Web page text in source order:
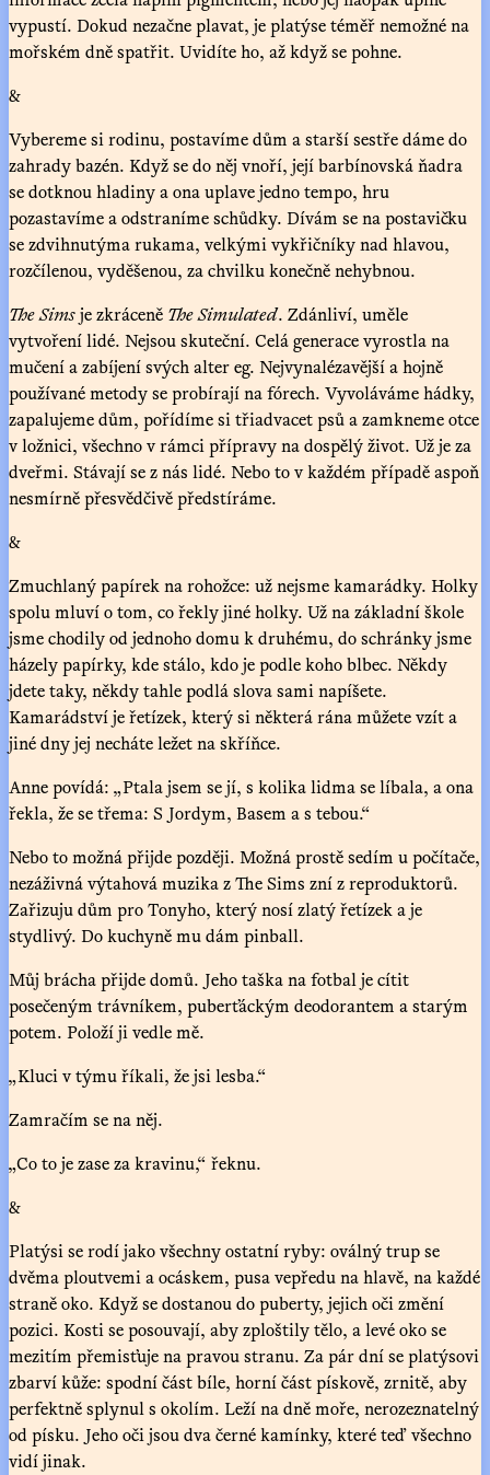
vypustí. Dokud nezačne plavat, je platýse téměř nemožné na
mořském dně spatřit. Uvidíte ho, až když se pohne.
&
Vybereme si rodinu, postavíme dům a starší sestře dáme do
zahrady bazén. Když se do něj vnoří, její barbínovská ňadra
se dotknou hladiny a ona uplave jedno tempo, hru
pozastavíme a odstraníme schůdky. Dívám se na postavičku
se zdvihnutýma rukama, velkými vykřičníky nad hlavou,
rozčílenou, vyděšenou, za chvilku konečně nehybnou.
The Simsje zkráceně The Simulated. Zdánliví, uměle
vytvoření lidé. Nejsou skuteční. Celá generace vyrostla na
mučení a zabíjení svých alter eg. Nejvynalézavější a hojně
používané metody se probírají na fórech. Vyvoláváme hádky,
zapalujeme dům, pořídíme si třiadvacet psů a zamkneme otce
v ložnici, všechno v rámci přípravy na dospělý život. Už je za
dveřmi. Stávají se z nás lidé. Nebo to v každém případě aspoň
nesmírně přesvědčivě předstíráme.
&
Zmuchlaný papírek na rohožce: už nejsme kamarádky. Holky
spolu mluví o tom, co řekly jiné holky. Už na základní škole
jsme chodily od jednoho domu k druhému, do schránky jsme
házely papírky, kde stálo, kdo je podle koho blbec. Někdy
jdete taky, někdy tahle podlá slova sami napíšete.
Kamarádství je řetízek, který si některá rána můžete vzít a
jiné dny jej necháte ležet na skříňce.
Anne povídá: „Ptala jsem se jí, s kolika lidma se líbala, a ona
řekla, že se třema: S Jordym, Basem a s tebou.“
Nebo to možná přijde později. Možná prostě sedím u počítače,
nezáživná výtahová muzika z The Sims zní z reproduktorů.
Zařizuju dům pro Tonyho, který nosí zlatý řetízek a je
stydlivý. Do kuchyně mu dám pinball.
Můj brácha přijde domů. Jeho taška na fotbal je cítit
posečeným trávníkem, puberťáckým deodorantem a starým
potem. Položí ji vedle mě.
„Kluci v týmu říkali, že jsi lesba.“
Zamračím se na něj.
„Co to je zase za kravinu,“ řeknu.
&
Platýsi se rodí jako všechny ostatní ryby: oválný trup se
dvěma ploutvemi a ocáskem, pusa vepředu na hlavě, na každé
straně oko. Když se dostanou do puberty, jejich oči změní
pozici. Kosti se posouvají, aby zploštily tělo, a levé oko se
mezitím přemisťuje na pravou stranu. Za pár dní se platýsovi
zbarví kůže: spodní část bíle, horní část pískově, zrnitě, aby
perfektně splynul s okolím. Leží na dně moře, nerozeznatelný
od písku. Jeho oči jsou dva černé kamínky, které teď všechno
vidí jinak.